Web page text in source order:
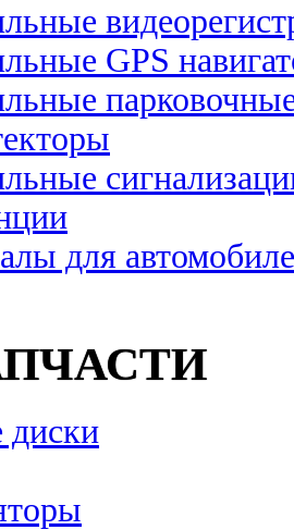
GPS
для
диски